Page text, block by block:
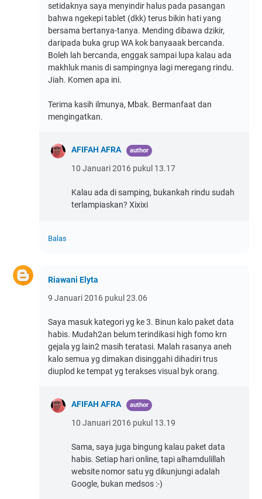
setidaknya saya menyindir halus pada pasangan
bahwa ngekepi tablet (dkk) terus bikin hati yang
bersama bertanya-tanya. Mending dibawa dzikir,
daripada buka grup WA kok banyaaak bercanda.
Boleh lah bercanda, enggak sampai lupa kalau ada
makhluk manis di sampingnya lagi meregang rindu.
Jiah. Komen apa ini.
Terima kasih ilmunya, Mbak. Bermanfaat dan
mengingatkan.
AFIFAH AFRA
10 Januari 2016 pukul 13.17
Kalau ada di samping, bukankah rindu sudah
terlampiaskan? Xixixi
Balas
Riawani Elyta
9 Januari 2016 pukul 23.06
Saya masuk kategori yg ke 3. Binun kalo paket data
habis. Mudah2an belum terindikasi high fomo krn
gejala yg lain2 masih teratasi. Malah rasanya aneh
kalo semua yg dimakan disinggahi dihadiri trus
diuplod ke tempat yg terakses visual byk orang.
AFIFAH AFRA
10 Januari 2016 pukul 13.19
Sama, saya juga bingung kalau paket data
habis. Setiap hari online, tapi alhamdulillah
website nomor satu yg dikunjungi adalah
Google, bukan medsos :-)